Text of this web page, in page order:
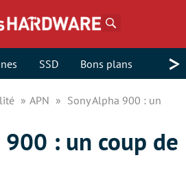
SSD Bons plans >
APN
Sony Alpha 900 : un
: un coup de